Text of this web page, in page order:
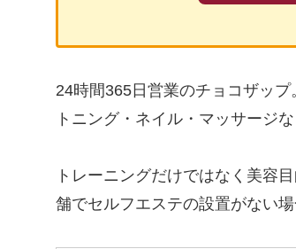
24時間365日営業のチョコザッ
トニング・ネイル・マッサージ
トレーニングだけではなく美容
舗でセルフエステの設置がない